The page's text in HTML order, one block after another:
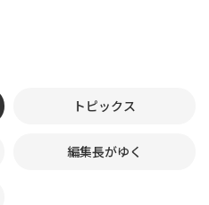
トピックス
編集長がゆく